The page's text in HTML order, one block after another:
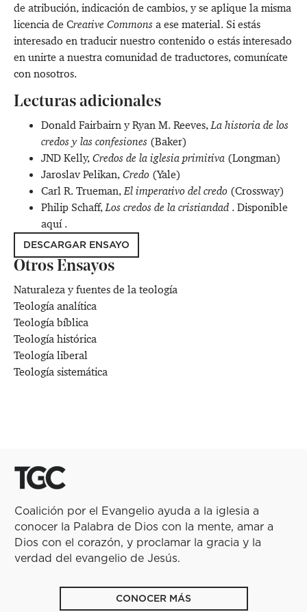
de atribución, indicación de cambios, y se aplique la misma
licencia de Creative Commons a ese material. Si estás
interesado en traducir nuestro contenido o estás interesado
en unirte a nuestra comunidad de traductores,comunícate
con nosotros.
Lecturas adicionales
Donald Fairbairn y Ryan M. Reeves,La historia de los
credos y las confesiones (Baker)
JND Kelly,Credos de la iglesia primitiva (Longman)
Jaroslav Pelikan,Credo (Yale)
Carl R. Trueman,El imperativo del credo (Crossway)
Philip Schaff,Los credos de la cristiandad . Disponible
aquí .
DESCARGAR ENSAYO
Otros Ensayos
Naturaleza y fuentes de la teología
Teología analítica
Teología bíblica
Teología histórica
Teología liberal
Teología sistemática
Coalición por el Evangelio ayuda a la iglesia a
conocer la Palabra de Dios con la mente, amar a
Dios con el corazón, y proclamar la gracia y la
verdad del evangelio de Jesús.
CONOCER MÁS